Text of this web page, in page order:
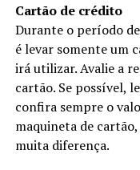
Cartão de crédito
Durante o período
é levar somente um
irá utilizar. Avalie a
cartão. Se possível,
confira sempre o
maquineta de
muita diferença.